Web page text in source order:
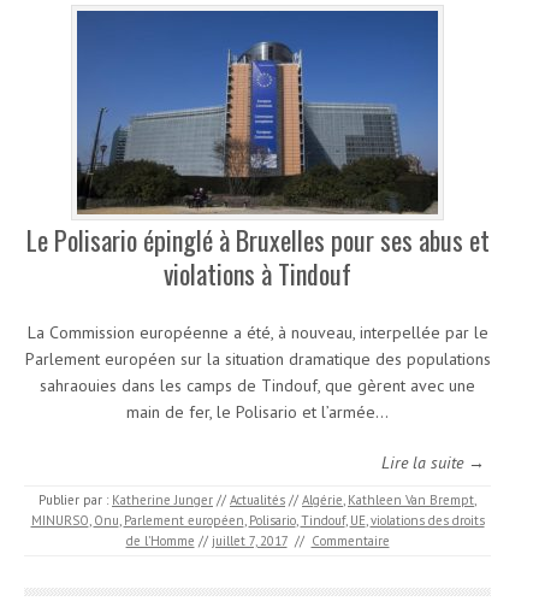
Le Polisario épinglé à Bruxelles pour ses abus et
violations à Tindouf
La Commission européenne a été, à nouveau, interpellée par le
Parlement européen sur la situation dramatique des populations
sahraouies dans les camps de Tindouf, que gèrent avec une
main de fer, le Polisario et l’armée…
Lire la suite →
Publier par : Katherine Junger // Actualités // Algérie, Kathleen Van Brempt,
MINURSO, Onu, Parlement européen, Polisario,Tindouf, UE,violations des droits
de l’Homme // juillet 7, 2017 // Commentaire